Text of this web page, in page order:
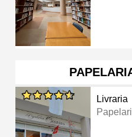
Livraria